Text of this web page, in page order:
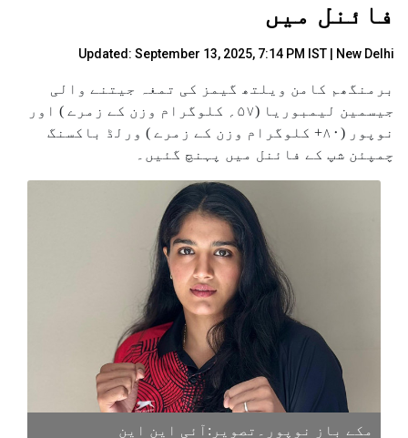
فائنل میں
Updated: September 13, 2025, 7:14 PM IST | New Delhi
برمنگھم کامن ویلتھ گیمز کی تمغہ جیتنے والی
جیسمین لیمبوریا (۵۷؍ کلوگرام وزن کے زمرے ) اور
نوپور (۸۰+ کلوگرام وزن کے زمرے ) ورلڈ باکسنگ
چمپئن شپ کے فائنل میں پہنچ گئیں۔
مکے باز نوپور۔تصویر:آئی این این